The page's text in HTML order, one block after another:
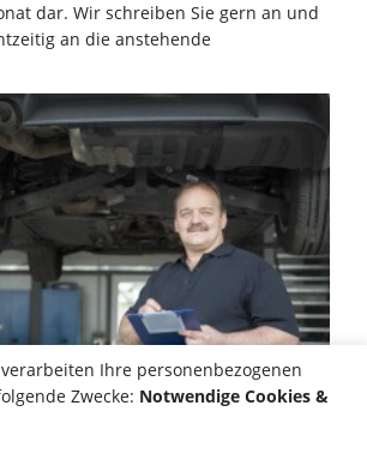
dar. Wir schreiben Sie gern an und
an die anstehende
Ihre personenbezogenen
Zwecke: Notwendige Cookies &